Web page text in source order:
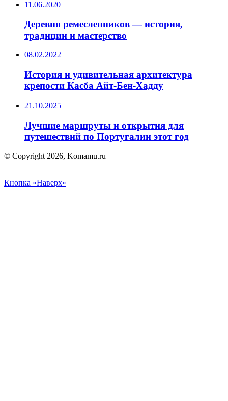
11.06.2020
Деревня ремесленников — история,
традиции и мастерство
08.02.2022
История и удивительная архитектура
крепости Касба Айт-Бен-Хадду
21.10.2025
Лучшие маршруты и открытия для
путешествий по Португалии этот год
© Copyright 2026, Komamu.ru
Кнопка «Наверх»